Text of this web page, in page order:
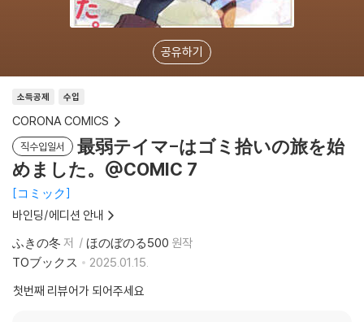
공유하기
소득공제 수입
CORONA COMICS
직수입일서
最弱テイマ-はゴミ拾いの旅を始
めました。@COMIC 7
コミック
바인딩/에디션 안내
ふきの冬 저 ほのぼのる500 원작
TOブックス
2025.01.15.
첫번째 리뷰어가 되어주세요